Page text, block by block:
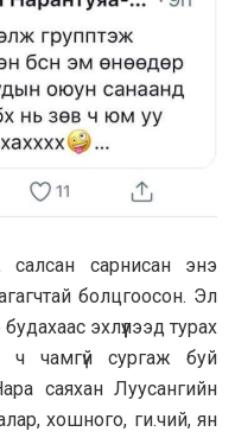
салсан сарнисан энэ
болцгоосон. Эл
будахаас эхлүүлээд турах
ч чамгүй сургаж буй
саяхан Луусангийн
xoшного, ги.чий, ян